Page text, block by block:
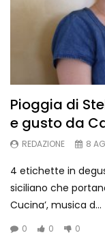
Pioggia di
e gusto da
REDAZIONE 8
4 etichette in
siciliano che
Cucina’, musica d...
0 0 0